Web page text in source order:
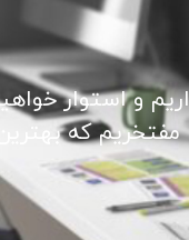
و استوار
مفتخریم که بهترین